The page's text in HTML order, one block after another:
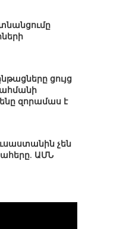
ցույց
զորամաս է
չեն
ԱՄՆ